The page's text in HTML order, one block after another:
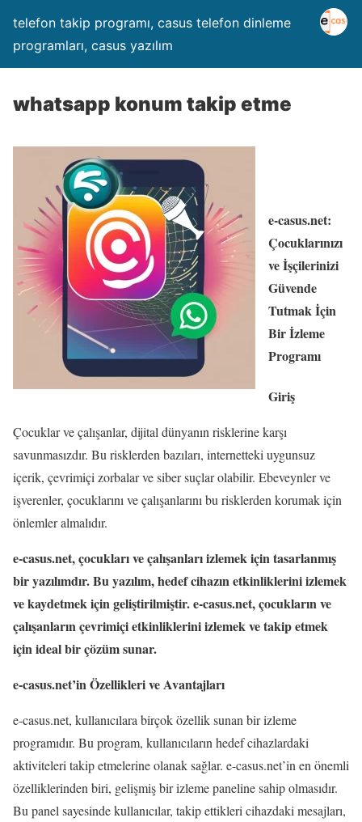
telefon takip programı, casus telefon dinleme
programları, casus yazılım
whatsapp konum takip etme
e-casus.net:
Çocuklarınızı
ve İşçilerinizi
Güvende
Tutmak İçin
Bir İzleme
Programı
Giriş
Çocuklar ve çalışanlar, dijital dünyanın risklerine karşı
savunmasızdır. Bu risklerden bazıları, internetteki uygunsuz
içerik, çevrimiçi zorbalar ve siber suçlar olabilir. Ebeveynler ve
işverenler, çocuklarını ve çalışanlarını bu risklerden korumak için
önlemler almalıdır.
e-casus.net, çocukları ve çalışanları izlemek için tasarlanmış
bir yazılımdır. Bu yazılım, hedef cihazın etkinliklerini izlemek
ve kaydetmek için geliştirilmiştir. e-casus.net, çocukların ve
çalışanların çevrimiçi etkinliklerini izlemek ve takip etmek
için ideal bir çözüm sunar.
e-casus.net’in Özellikleri ve Avantajları
e-casus.net, kullanıcılara birçok özellik sunan bir izleme
programıdır. Bu program, kullanıcıların hedef cihazlardaki
aktiviteleri takip etmelerine olanak sağlar. e-casus.net’in en önemli
özelliklerinden biri, gelişmiş bir izleme paneline sahip olmasıdır.
Bu panel sayesinde kullanıcılar, takip ettikleri cihazdaki mesajları,